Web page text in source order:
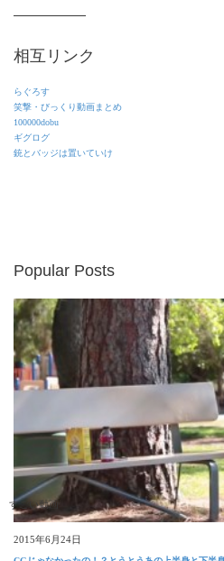
相互リンク
らぐろす
笑撃・びっくり動画まとめ
100000dobu
ギグログ
銃とバッジは置いていけ
Popular Posts
すごい動画
2015年6月24日